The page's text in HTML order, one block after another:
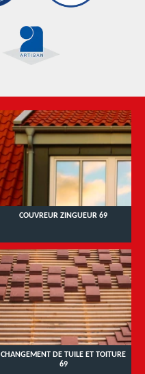
COUVREUR ZINGUEUR 69
CHANGEMENT DE TUILE ET TOITURE
69